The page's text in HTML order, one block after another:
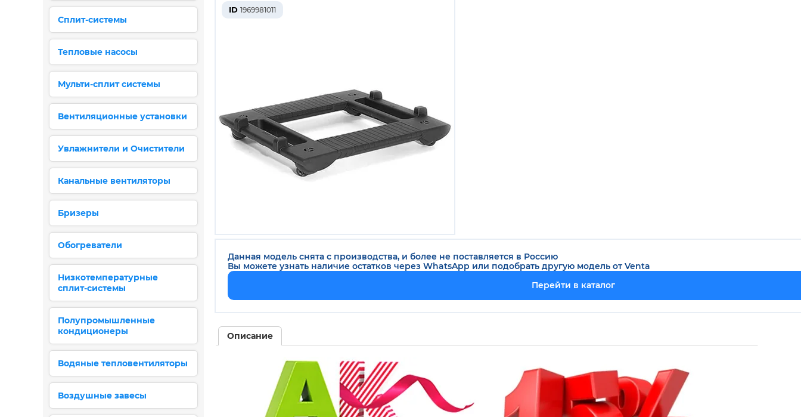
ID 1969981011
Данная модель снята с производства, и более не поставляется в Россию
Вы можете узнать наличие остатков через WhatsApp или подобрать другую модель от Venta
Перейти в каталог
Описание
Сплит-системы
Тепловые насосы
Мульти-сплит системы
Вентиляционные установки
Увлажнители и Очистители
Канальные вентиляторы
Бризеры
Обогреватели
Низкотемпературные
сплит-системы
Полупромышленные
кондиционеры
Водяные тепловентиляторы
Воздушные завесы